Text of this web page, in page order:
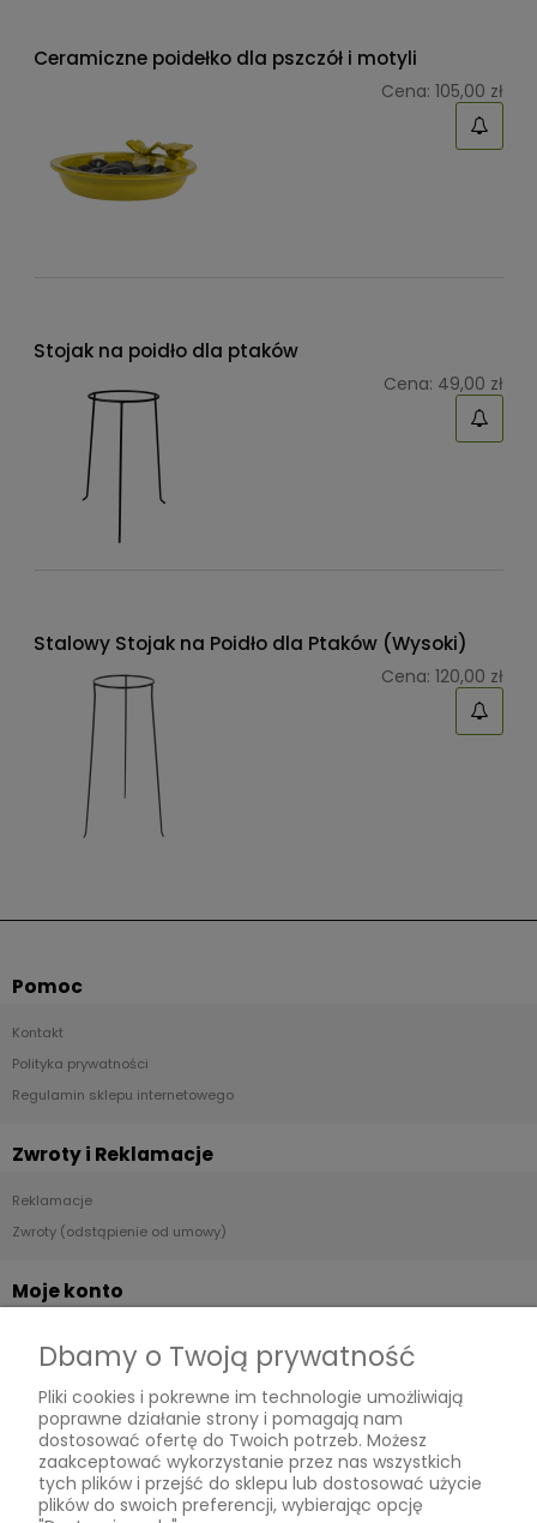
Ceramiczne poidełko dla pszczół i motyli
Cena: 105,00 zł
Stojak na poidło dla ptaków
Cena: 49,00 zł
Stalowy Stojak na Poidło dla Ptaków (Wysoki)
Cena: 120,00 zł
Pomoc
Kontakt
Polityka prywatności
Regulamin sklepu internetowego
Zwroty i Reklamacje
Reklamacje
Zwroty (odstąpienie od umowy)
Moje konto
Ustawienia konta
Przechowalnia
Płatności i dostawa
Dostawa i płatność
Dbamy o Twoją prywatność
Pliki cookies i pokrewne im technologie umożliwiają
poprawne działanie strony i pomagają nam
dostosować ofertę do Twoich potrzeb. Możesz
zaakceptować wykorzystanie przez nas wszystkich
tych plików i przejść do sklepu lub dostosować użycie
plików do swoich preferencji, wybierając opcję